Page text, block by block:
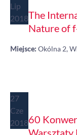
Lip
2018The
Nature of
Miejsce:Okólna 2,
27
Cze
201860
Warsztaty